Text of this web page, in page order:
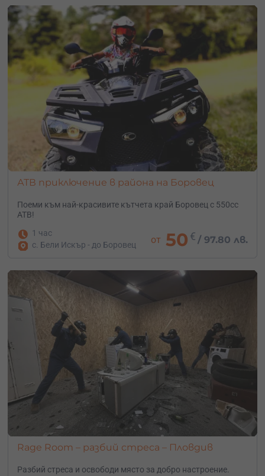
АТВ приключение в района на Боровец
Поеми към най-красивите кътчета край Боровец с 550cc
АТВ!
1 час
с. Бели Искър - до Боровец
от 50 € /97.80 лв.
Rage Room – разбий стреса – Пловдив
Разбий стреса и освободи място за добро настроение.